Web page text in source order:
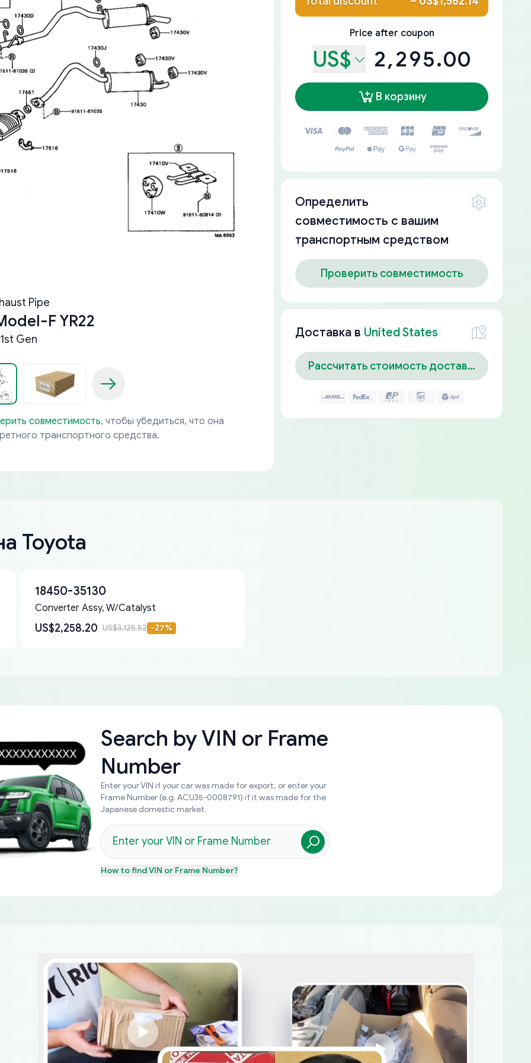
Pipe
F YR22
1st Gen
совместимость, чтобы убедиться, что она
транспортного средства.
Price after coupon
US$ 2,295.00
В корзину
Определить
совместимость с вашим
транспортным средством
Проверить совместимость
Доставка в United States
Рассчитать стоимость доставки
Toyota
18450-35130
Converter Assy, W/Catalyst
US$2,258.20 US$3,125.52 -27%
Search byVIN or Frame
Number
Enter your VIN if your car was made for export, or enter your
Frame Number (e.g. ACU35-0008791) if it was made for the
Japanese domestic market.
How to findVIN or Frame Number?